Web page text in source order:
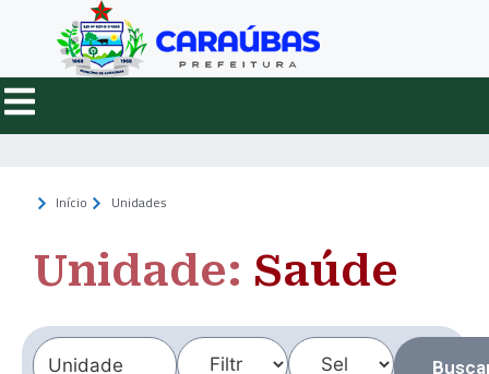
Início Unidades
Unidade: Saúde